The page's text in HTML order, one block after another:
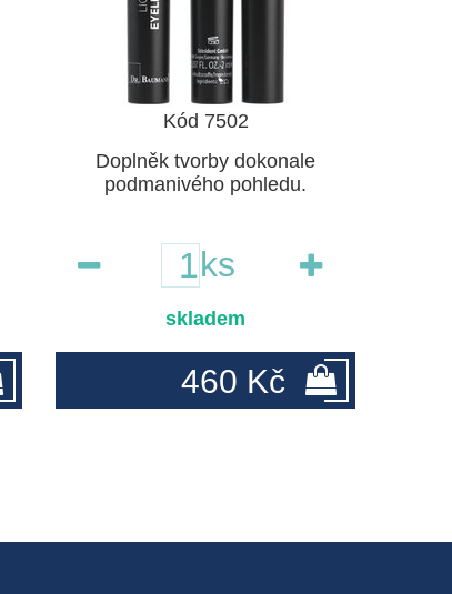
Kód 7502
Doplněk tvorby dokonale
podmanivého pohledu.
ks
skladem
460 Kč